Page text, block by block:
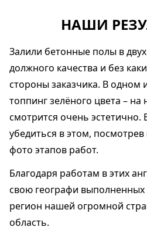
НАШИ
Залили бетонные полы в двух
должного качества и без
стороны заказчика. В одном
топпинг зелёного цвета – на
смотрится очень
убедиться в этом,
фото этапов работ.
Благодаря работам в этих
свою географи
регион нашей огромной
область.